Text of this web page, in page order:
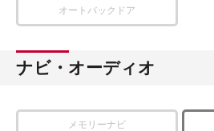
オートバックドア
ナビ・オーディオ
メモリーナビ